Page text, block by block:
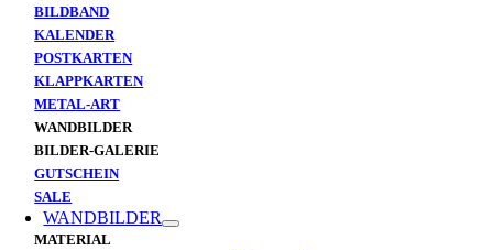
BILDBAND
KALENDER
POSTKARTEN
KLAPPKARTEN
METAL-ART
WANDBILDER
BILDER-GALERIE
GUTSCHEIN
SALE
WANDBILDER
MATERIAL